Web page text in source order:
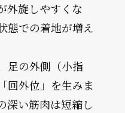
外旋しやすくな
態での着地が増え
足の外側（小指
回外位」を生みま
深い筋肉は短縮し